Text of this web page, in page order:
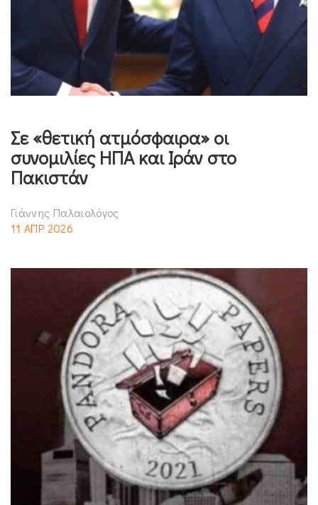
Σε «θετική ατμόσφαιρα» οι
συνομιλίες ΗΠΑ και Ιράν στο
Πακιστάν
Γιάννης Παλαιολόγος
11 ΑΠΡ 2026